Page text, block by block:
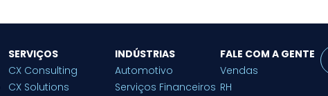
SERVIÇOS
CX Consulting
CX Solutions
INDÚSTRIAS
Automotivo
Serviços Financeiros
FALE COM A GENTE
Vendas
RH